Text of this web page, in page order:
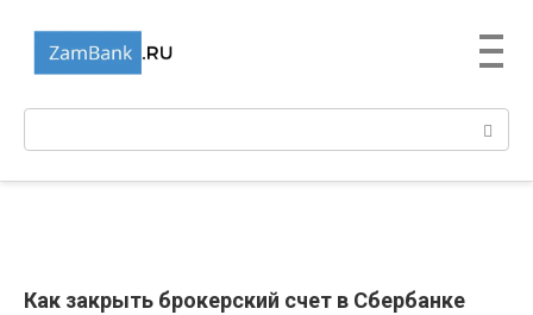
контенту
Как закрыть брокерский счет в Сбербанке